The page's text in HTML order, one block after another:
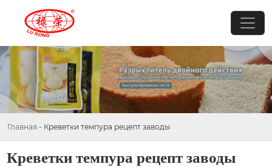
Главная - Креветки темпура рецепт заводы
Креветки темпура рецепт заводы